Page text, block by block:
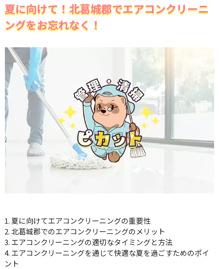
夏に向けて！北葛城郡でエアコンクリーニ
ングをお忘れなく！
1. 夏に向けてエアコンクリーニングの重要性
2. 北葛城郡でのエアコンクリーニングのメリット
3. エアコンクリーニングの適切なタイミングと方法
4. エアコンクリーニングを通じて快適な夏を過ごすためのポイ
ント